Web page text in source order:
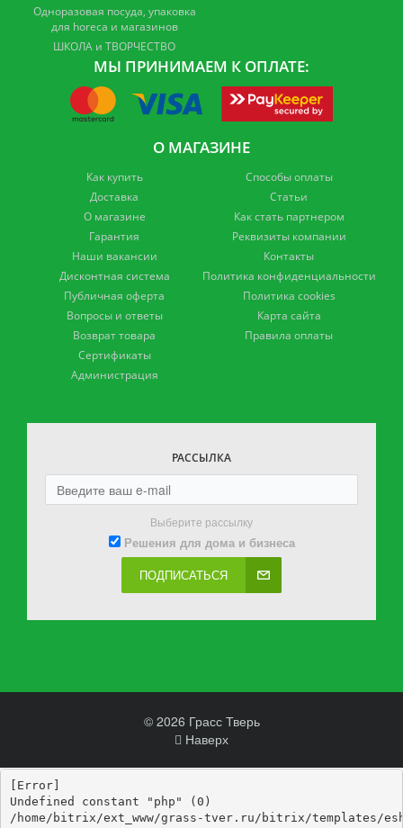
Одноразовая посуда, упаковка
для horeca и магазинов
ШКОЛА и ТВОРЧЕСТВО
МЫ ПРИНИМАЕМ К ОПЛАТЕ:
О МАГАЗИНЕ
Как купить
Доставка
О магазине
Гарантия
Наши вакансии
Дисконтная система
Публичная оферта
Вопросы и ответы
Возврат товара
Сертификаты
Администрация
Способы оплаты
Статьи
Как стать партнером
Реквизиты компании
Контакты
Политика конфиденциальности
Политика cookies
Карта сайта
Правила оплаты
РАССЫЛКА
Выберите рассылку
Решения для дома и бизнеса
ПОДПИСАТЬСЯ
© 2026 Грасс Тверь
Наверх
[Error]
Undefined constant "php" (0)
/home/bitrix/ext_www/grass-tver.ru/bitrix/templates/